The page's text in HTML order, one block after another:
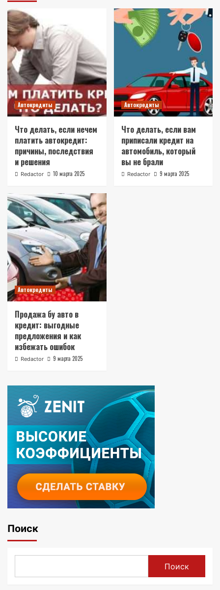
Автокредиты
Что делать, если нечем
платить автокредит:
причины, последствия
и решения
Redactor 10 марта 2025
Автокредиты
Что делать, если вам
приписали кредит на
автомобиль, который
вы не брали
Redactor 9 марта 2025
Автокредиты
Продажа бу авто в
кредит: выгодные
предложения и как
избежать ошибок
Redactor 9 марта 2025
Поиск
Поиск